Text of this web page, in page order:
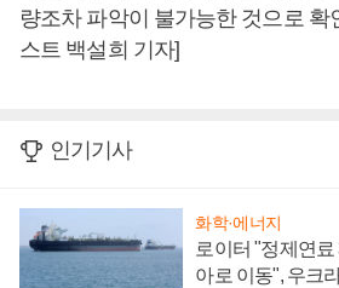
량조차 파악이 불가능한 것으로 확
스트 백설희 기자]
인기기사
화학·에너지
로이터 "정제연료
아로 이동", 우크